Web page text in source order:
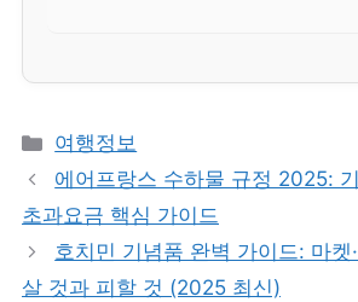
카
테
리
여행정보
에어프랑스 수하물 규정 2025:
초과요금 핵심 가이드
호치민 기념품 완벽 가이드: 마켓
살 것과 피할 것 (2025 최신)